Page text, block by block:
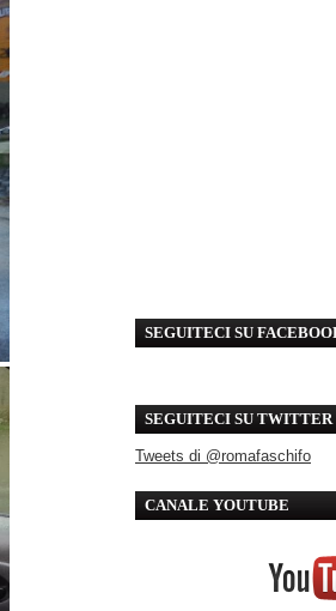
SEGUITECI SU
SEGUITECI SU TWITTER
Tweets di @romafaschifo
CANALE YOUTUBE